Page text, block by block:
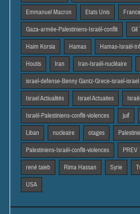
Emmanuel Macron Etats Unis France
Gaza-armée-Palestiniens-Israël-conflit Gil
Haim Korsia Hamas Hamas-Israël-
Houtis Iran Iran-Israël-nucléaire
israel-defense-Benny Gantz-Grece-israel-israel
Israel Actiualités Israel Actuaites Israël
Israël-Palestiniens-conflit-violences juif
Liban nucleaire otages
Palestiniens-Israël-conflit-violences PREV
rené taieb Rima Hassan Syrie
USA